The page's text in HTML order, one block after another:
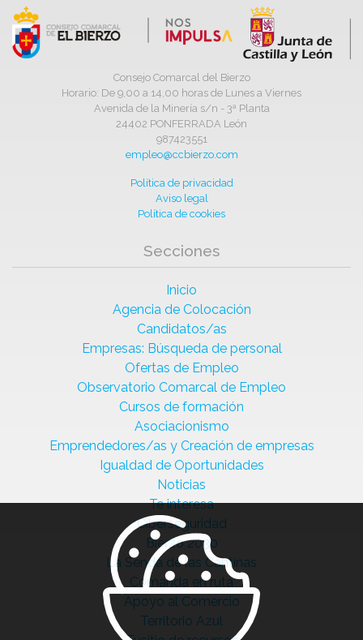
Consejo Comarcal del Bierzo
Horario: De 9,00 a 14,00 horas de Lunes a Viernes
Avenida de la Minería s/n - 3ª Planta
24402 PONFERRADA León
987423551
empleo@ccbierzo.com
Política de privacidad
Aviso legal
Política de cookies
Secciones
Inicio
Agencia de Colocación
Candidatos/as
Empresas: Búsqueda de personal
Ofertas de Empleo
Observatorio Comarcal de Empleo
Cursos de formación
Asociacionismo
Emprendedores/as y Creación de empresas
Igualdad de Oportunidades
Noticias
Te interesa
Ciberseguridad
Bierzo 2030
La Senda de las Cantinas
Comanda en ruta
Apoyo al Comercio
Territorio Azul